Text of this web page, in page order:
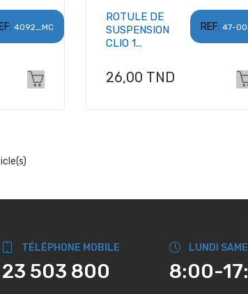
4092_MC REF: 47-
ROTULE DE
SUSPENSION
CLIO 1...
Prix
26,00 TND
TÉLÉPHONE MOBILE
23 503 800
LUNDI
8:00-